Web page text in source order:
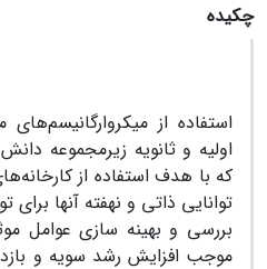
چکیده
استفاده از
اولیه و ثانویه زیر­مجموعه
که با هدف استفاده از
توانایی ذاتی و نهفته آنها
بررسی و بهینه سازی عوامل موثر
موجب افزایش رشد سویه و